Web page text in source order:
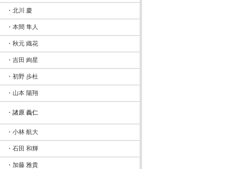
・北川 慶
・本間 隼人
・秋元 織花
・吉田 絢星
・初野 歩杜
・山本 陽翔
・ 諸原 義仁
・小林 航大
・石田 和輝
・加藤 雅貴